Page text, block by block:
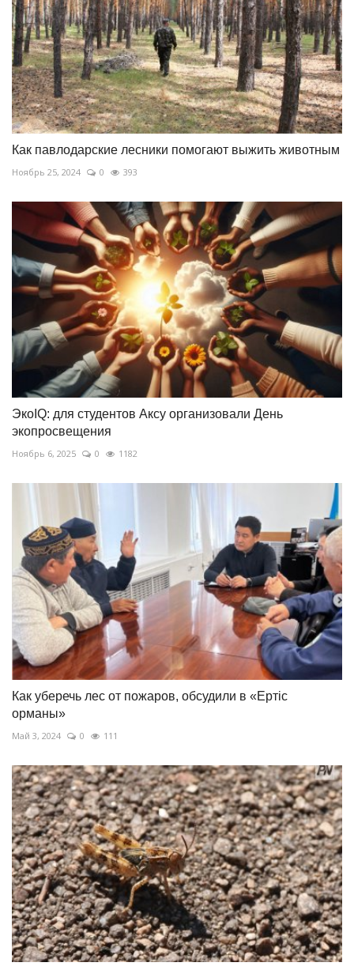
Как павлодарские лесники помогают выжить животным
Ноябрь 25, 2024 0 393
ЭкоIQ: для студентов Аксу организовали День
экопросвещения
Ноябрь 6, 2025 0 1182
Как уберечь лес от пожаров, обсудили в «Ертiс
орманы»
Май 3, 2024 0 111